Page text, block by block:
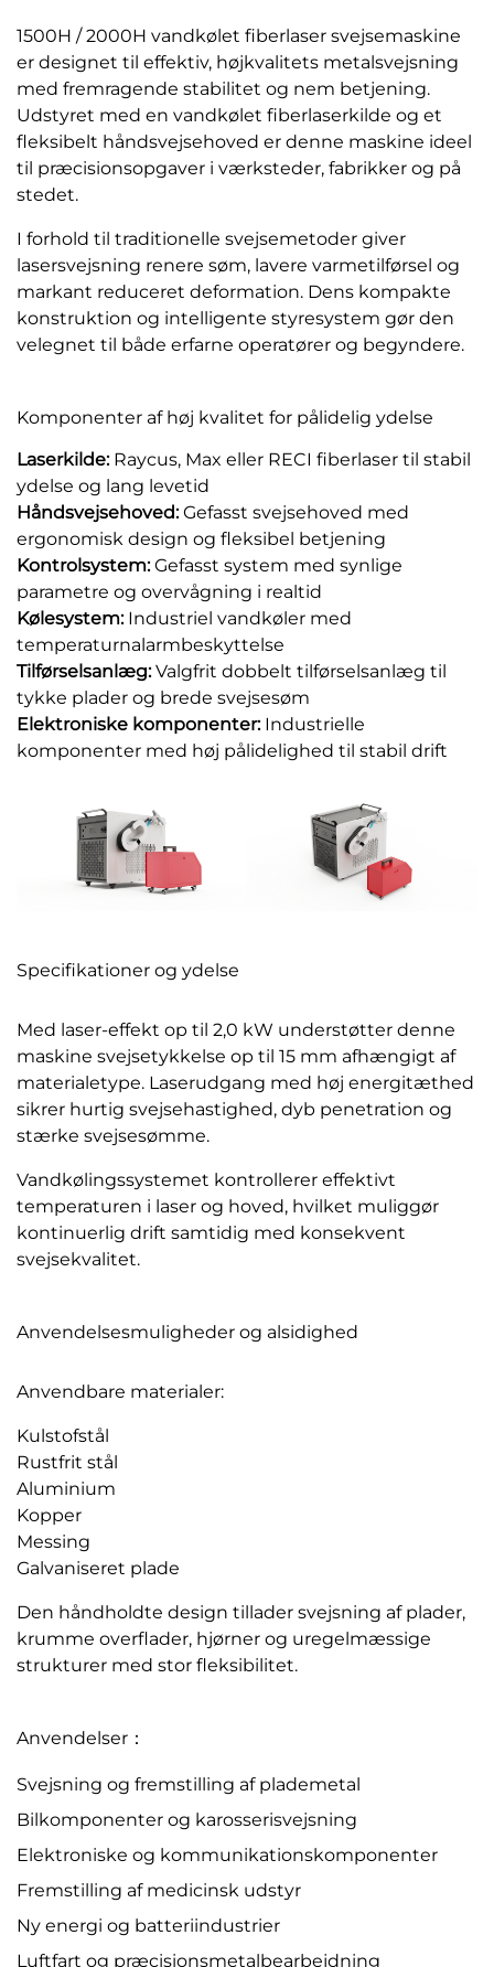
1500H / 2000H vandkølet fiberlaser svejsemaskine
er designet til effektiv, højkvalitets metalsvejsning
med fremragende stabilitet og nem betjening.
Udstyret med en vandkølet fiberlaserkilde og et
fleksibelt håndsvejsehoved er denne maskine ideel
til præcisionsopgaver i værksteder, fabrikker og på
stedet.
I forhold til traditionelle svejsemetoder giver
lasersvejsning renere søm, lavere varmetilførsel og
markant reduceret deformation. Dens kompakte
konstruktion og intelligente styresystem gør den
velegnet til både erfarne operatører og begyndere.
Komponenter af høj kvalitet for pålidelig ydelse
Laserkilde: Raycus, Max eller RECI fiberlaser til stabil
ydelse og lang levetid
Håndsvejsehoved:Gefasst svejsehoved med
ergonomisk design og fleksibel betjening
Kontrolsystem:Gefasst system med synlige
parametre og overvågning i realtid
Kølesystem: Industriel vandkøler med
temperaturnalarmbeskyttelse
Tilførselsanlæg:Valgfrit dobbelt tilførselsanlæg til
tykke plader og brede svejsesøm
Elektroniske komponenter: Industrielle
komponenter med høj pålidelighed til stabil drift
Specifikationer og ydelse
Med laser-effekt op til 2,0 kW understøtter denne
maskine svejsetykkelse op til 15 mm afhængigt af
materialetype. Laserudgang med høj energitæthed
sikrer hurtig svejsehastighed, dyb penetration og
stærke svejsesømme.
Vandkølingssystemet kontrollerer effektivt
temperaturen i laser og hoved, hvilket muliggør
kontinuerlig drift samtidig med konsekvent
svejsekvalitet.
Anvendelsesmuligheder og alsidighed
Anvendbare materialer:
Kulstofstål
Rustfrit stål
Aluminium
Kopper
Messing
Galvaniseret plade
Den håndholdte design tillader svejsning af plader,
krumme overflader, hjørner og uregelmæssige
strukturer med stor fleksibilitet.
Anvendelser：
Svejsning og fremstilling af plademetal
Bilkomponenter og karosserisvejsning
Elektroniske og kommunikationskomponenter
Fremstilling af medicinsk udstyr
Ny energi og batteriindustrier
Luftfart og præcisionsmetalbearbejdning